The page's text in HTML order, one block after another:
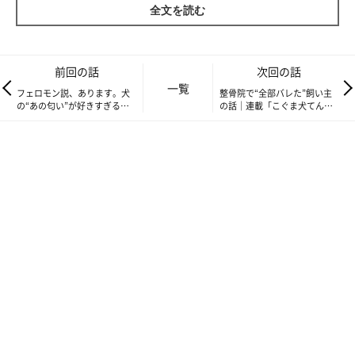
全文を読む
前回の話
フェロモン説、あります。犬
の“あの匂い”が好きすぎる｜
一覧
次回の話
整骨院で“全部バレた”飼い主
の話｜連載「こぐま犬てんす